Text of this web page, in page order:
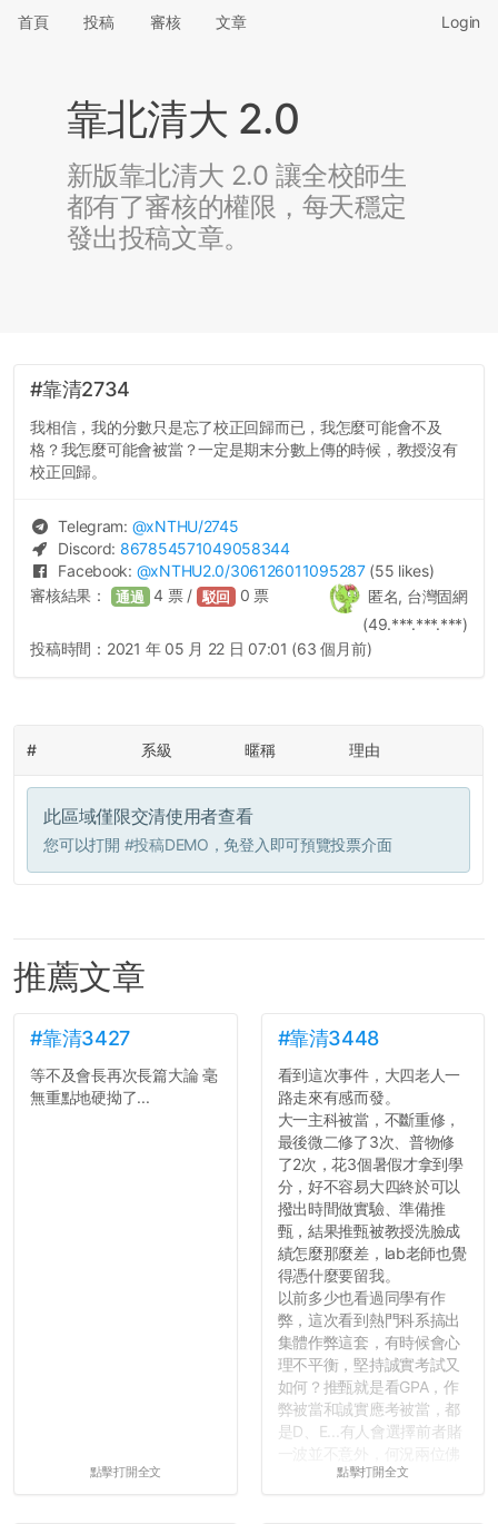
首頁 投稿 審核 文章 Login
靠北清大 2.0
新版靠北清大 2.0 讓全校師生
都有了審核的權限，每天穩定
發出投稿文章。
#靠清2734
我相信，我的分數只是忘了校正回歸而已，我怎麼可能會不及
格？我怎麼可能會被當？一定是期末分數上傳的時候，教授沒有
校正回歸。
Telegram: @xNTHU/2745
Discord: 867854571049058344
Facebook: @xNTHU2.0/306126011095287 (55 likes)
匿名, 台灣固網
(49.***.***.***)
審核結果： 通過 4 票 / 駁回 0 票
投稿時間： 2021 年 05 月 22 日 07:01 (63 個月前)
# 系級 暱稱 理由
此區域僅限交清使用者查看
您可以打開 #投稿DEMO ，免登入即可預覽投票介面
推薦文章
#靠清3427
等不及會長再次長篇大論 毫
無重點地硬拗了...
點擊打開全文
#靠清3448
看到這次事件，大四老人一
路走來有感而發。
大一主科被當，不斷重修，
最後微二修了3次、普物修
了2次，花3個暑假才拿到學
分，好不容易大四終於可以
撥出時間做實驗、準備推
甄，結果推甄被教授洗臉成
績怎麼那麼差，lab老師也覺
得憑什麼要留我。
以前多少也看過同學有作
弊，這次看到熱門科系搞出
集體作弊這套，有時候會心
理不平衡，堅持誠實考試又
如何？推甄就是看GPA，作
弊被當和誠實應考被當，都
是D、E...有人會選擇前者賭
心教授看起來要輕輕放下
點擊打開全文